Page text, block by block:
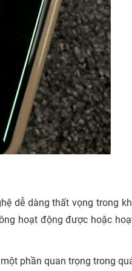
dễ dàng thất vọng trong
hoạt động được hoặc
phần quan trọng trong